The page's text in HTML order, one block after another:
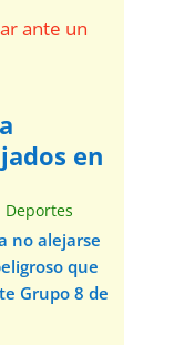
en
Deportes
no alejarse
que
Grupo 8 de